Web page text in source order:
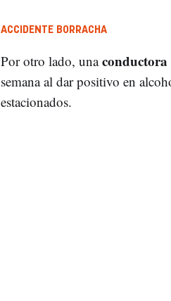
ACCIDENTE BORRACHA
Por otro lado, unaconductora
semana al dar positivo en
estacionados.